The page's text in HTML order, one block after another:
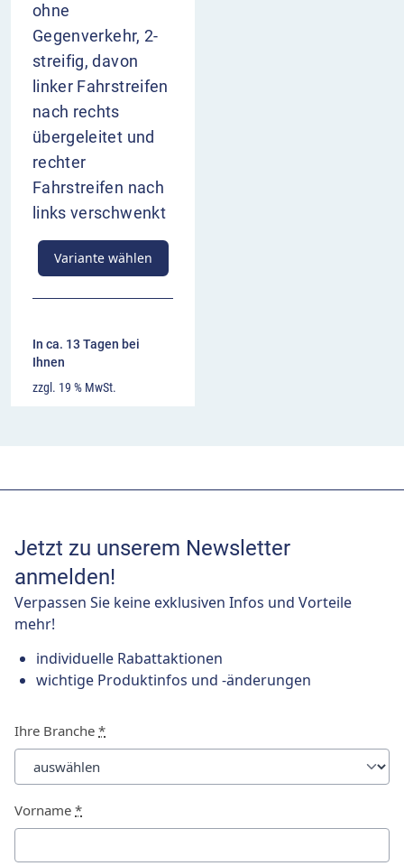
ohne
Gegenverkehr, 2-
streifig, davon
linker Fahrstreifen
nach rechts
übergeleitet und
rechter
Fahrstreifen nach
links verschwenkt
Variante wählen
In ca. 13 Tagen bei
Ihnen
zzgl. 19 % MwSt.
Jetzt zu unserem Newsletter
anmelden!
Verpassen Sie keine exklusiven Infos und Vorteile
mehr!
individuelle Rabattaktionen
wichtige Produktinfos und -änderungen
Ihre Branche *
Vorname *